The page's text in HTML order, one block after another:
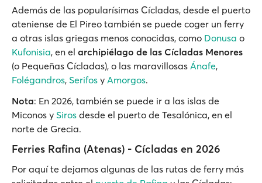
Además de las popularísimas Cícladas, desde el puerto
ateniense de El Pireo también se puede coger un ferry
a otras islas griegas menos conocidas, como Donusa o
Kufonisia, en el archipiélago de las Cícladas Menores
(o Pequeñas Cícladas), o las maravillosas Ánafe,
Folégandros, Serifos y Amorgos.
Nota: En 2026, también se puede ir a las islas de
Miconos y Siros desde el puerto de Tesalónica, en el
norte de Grecia.
Ferries Rafina (Atenas) - Cícladas en 2026
Por aquí te dejamos algunas de las rutas de ferry más